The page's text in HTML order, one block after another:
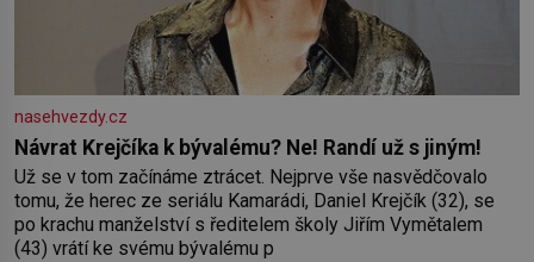
nasehvezdy.cz
Návrat Krejčíka k bývalému? Ne! Randí už s jiným!
Už se v tom začínáme ztrácet. Nejprve vše nasvědčovalo
tomu, že herec ze seriálu Kamarádi, Daniel Krejčík (32), se
po krachu manželství s ředitelem školy Jiřím Vymětalem
(43) vrátí ke svému bývalému p